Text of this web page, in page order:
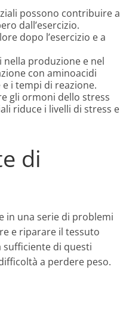
possono contribuire a
dall’esercizio.
dopo l’esercizio e a
produzione e nel
con aminoacidi
i tempi di reazione.
gli ormoni dello stress
riduce i livelli di stress e
di
in una serie di problemi
e riparare il tessuto
sufficiente di questi
a perdere peso.